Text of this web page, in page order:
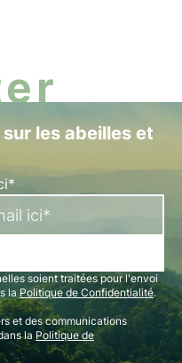
les abeilles et
soient traitées pour l'envoi
la Politique de Confidentialité.
et des communications
la Politique de